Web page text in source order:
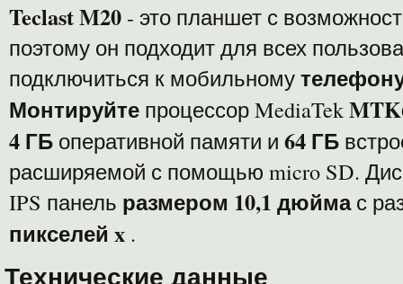
Teclast M20 - это планшет с
поэтому он подходит для всех
подключиться к мобильному
Монтируйте процессор MediaTek
4 ГБ оперативной памяти и 64 ГБ
расширяемой с помощью micro SD.
IPS панель размером 10,1 дюймас
пикселей x .
Технические данные